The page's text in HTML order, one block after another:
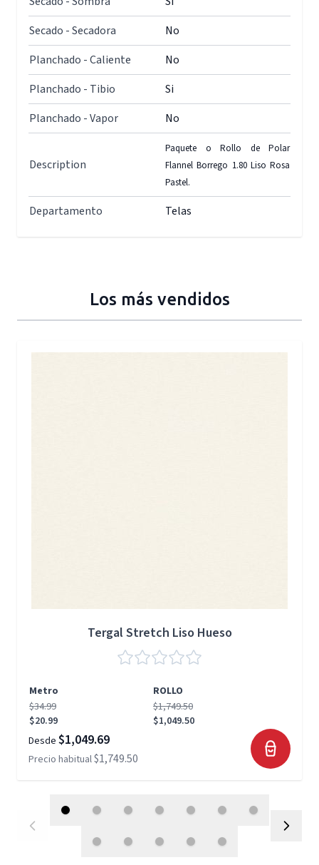
Secado - Secadora
No
Planchado - Caliente
No
Planchado - Tibio
Si
Planchado - Vapor
No
Description
Paquete o Rollo de Polar
Flannel Borrego 1.80 Liso Rosa
Pastel.
Departamento Telas
Los más vendidos
Tergal Stretch Liso Hueso
Metro
ROLLO
$34.99
$20.99
$1,749.50
$1,049.50
Desde $1,049.69
Precio habitual$1,749.50